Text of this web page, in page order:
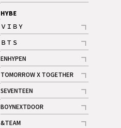
記事
HYBE
ＶＩＢＹ
記事
ＢＴＳ
記事
ENHYPEN
記事
TOMORROW X TOGETHER
記事
ギャラリー
SEVENTEEN
記事
BOYNEXTDOOR
記事
&TEAM